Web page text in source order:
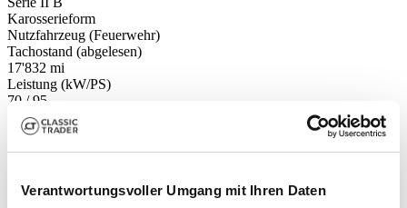
Verantwortungsvoller Umgang mit Ihren Daten
Karosserieform
Nutzfahrzeug (Feuerwehr)
Tachostand (abgelesen)
17'832 mi
Leistung (kW/PS)
70 / 95